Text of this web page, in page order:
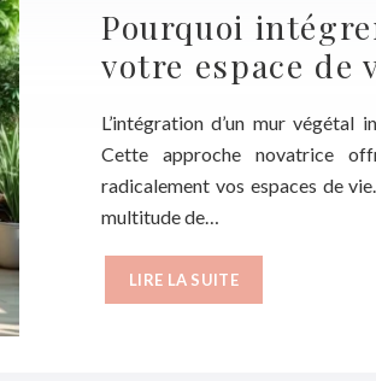
Pourquoi
votre espace de
L’intégration d’un mur végétal
Cette approche novatrice
radicalement vos espaces de
multitude de…
LIRE LA SUITE